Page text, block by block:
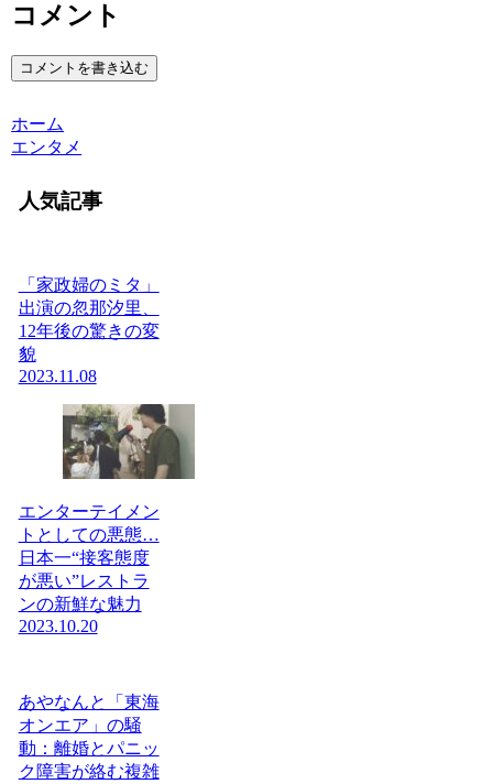
コメント
コメントを書き込む
ホーム
エンタメ
人気記事
「家政婦のミタ」
出演の忽那汐里、
12年後の驚きの変
貌
2023.11.08
エンターテイメン
トとしての悪態…
日本一“接客態度
が悪い”レストラ
ンの新鮮な魅力
2023.10.20
あやなんと「東海
オンエア」の騒
動：離婚とパニッ
ク障害が絡む複雑